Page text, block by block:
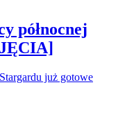
północnej